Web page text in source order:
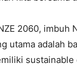
2060, imbuh
utama adalah
sustainable